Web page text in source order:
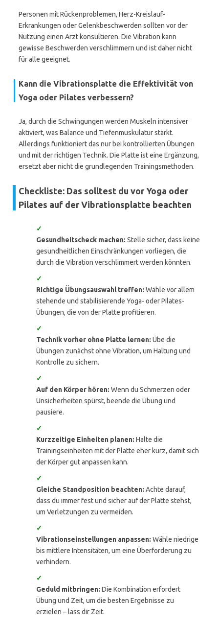
Personen mit Rückenproblemen, Herz-Kreislauf-
Erkrankungen oder Gelenkbeschwerden sollten vor der
Nutzung einen Arzt konsultieren. Die Vibration kann
gewisse Beschwerden verschlimmern und ist daher nicht
für alle geeignet.
Kann die Vibrationsplatte die Effektivität von
Yoga oder Pilates verbessern?
Ja, durch die Schwingungen werden Muskeln intensiver
aktiviert, was Balance und Tiefenmuskulatur stärkt.
Allerdings funktioniert das nur bei kontrollierten Übungen
und mit der richtigen Technik. Die Platte ist eine Ergänzung,
ersetzt aber nicht die grundlegenden Trainingsmethoden.
Checkliste: Das solltest du vor Yoga oder
Pilates auf der Vibrationsplatte beachten
✓
Gesundheitscheck machen: Stelle sicher, dass keine
gesundheitlichen Einschränkungen vorliegen, die
durch die Vibration verschlimmert werden könnten.
✓
Richtige Übungsauswahl treffen: Wähle vor allem
stehende und stabilisierende Yoga- oder Pilates-
Übungen, die von der Platte profitieren.
✓
Technik vorher ohne Platte lernen: Übe die
Übungen zunächst ohne Vibration, um Haltung und
Kontrolle zu sichern.
✓
Auf den Körper hören: Wenn du Schmerzen oder
Unsicherheiten spürst, beende die Übung und
pausiere.
✓
Kurzzeitige Einheiten planen: Halte die
Trainingseinheiten mit der Platte eher kurz, damit sich
der Körper gut anpassen kann.
✓
Gleiche Standposition beachten: Achte darauf,
dass du immer fest und sicher auf der Platte stehst,
um Verletzungen zu vermeiden.
✓
Vibrationseinstellungen anpassen: Wähle niedrige
bis mittlere Intensitäten, um eine Überforderung zu
verhindern.
✓
Geduld mitbringen: Die Kombination erfordert
Übung und Zeit, um die besten Ergebnisse zu
erzielen – lass dir Zeit.